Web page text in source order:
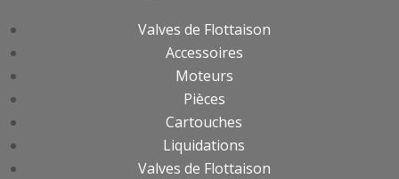
Valves de Flottaison
Accessoires
Moteurs
Pièces
Cartouches
Liquidations
Valves de Flottaison